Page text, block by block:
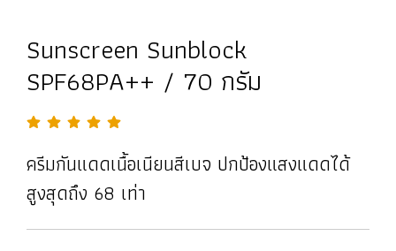
Sunscreen Sunblock
SPF68PA++ / 70 กรัม
ครีมกันแดดเนื้อเนียนสีเบจ ปกป้องแสงแดดได้
สูงสุดถึง 68 เท่า